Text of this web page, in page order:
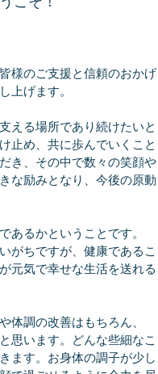
様のご支援と信頼のおかげ
上げます。
える場所であり続けたいと
止め、共に歩んでいくこと
き、その中で数々の笑顔や
な励みとなり、今後の原動
あるかということです。
がちですが、健康であるこ
元気で幸せな生活を送れる
体調の改善はもちろん、
思います。どんな些細なこ
ます。お身体の調子が少し